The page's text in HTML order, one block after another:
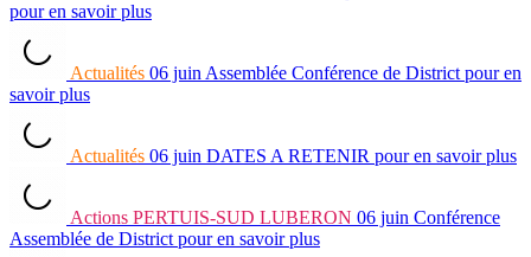
pour en savoir plus
Actualités 06 juin Assemblée Conférence de District pour en
savoir plus
Actualités 06 juin DATES A RETENIR pour en savoir plus
Actions PERTUIS-SUD LUBERON 06 juin Conférence
Assemblée de District pour en savoir plus